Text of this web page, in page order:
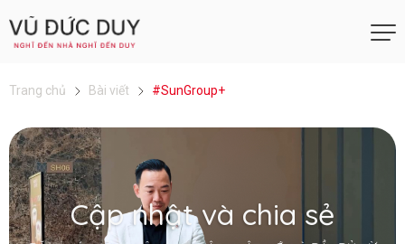
Trang chủ Bài viết #SunGroup+
Cập nhật và chia sẻ